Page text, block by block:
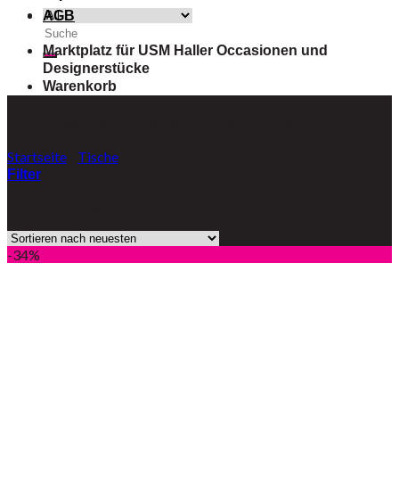
Suche
nach:
Warenkorb
AGB
Marktplatz für USM Haller Occasionen und
Designerstücke
Startseite Tische
Filter
-34%